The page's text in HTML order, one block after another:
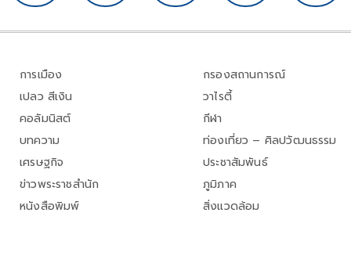
การเมือง
เปลว สีเงิน
คอลัมนิสต์
บทความ
เศรษฐกิจ
ข่าวพระราชสำนัก
หนังสือพิมพ์
กรองสถานการณ์
วาไรตี้
กีฬา
ท่องเที่ยว – ศิลปวัฒนธรรม
ประชาสัมพันธ์
ภูมิภาค
สิ่งแวดล้อม